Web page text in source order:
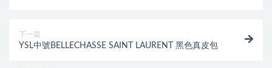
下一篇
YSL中號BELLECHASSE SAINT LAURENT 黑色真皮包